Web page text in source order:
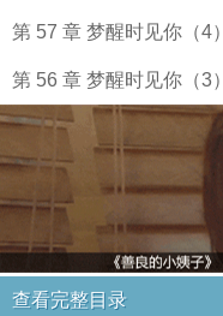
第 57 章 梦醒时见你（4）
第 56 章 梦醒时见你（3）
查看完整目录